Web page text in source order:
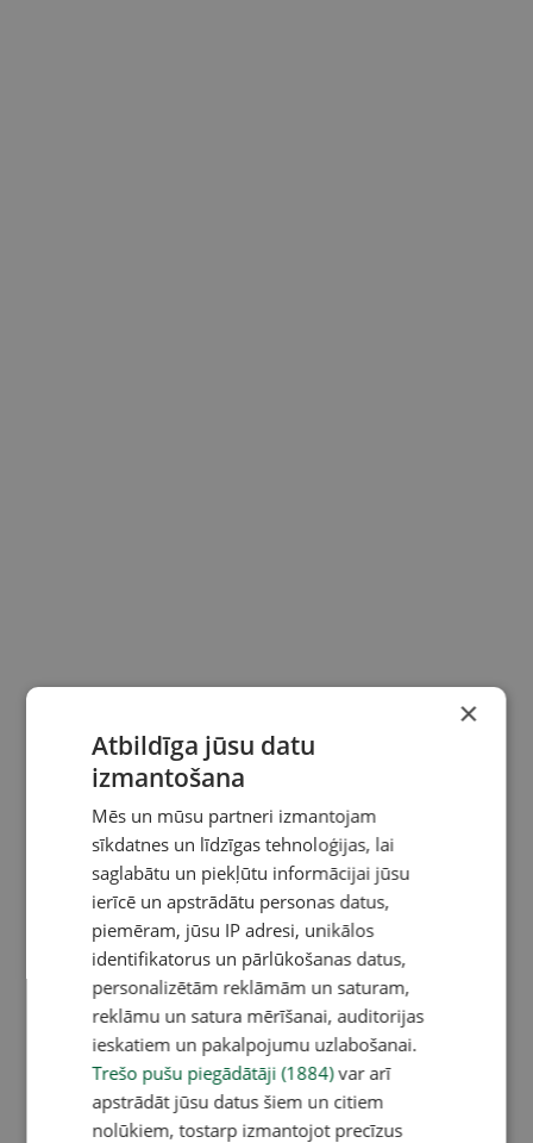
×
Atbildīga jūsu datu
izmantošana
Mēs un mūsu partneri izmantojam
sīkdatnes un līdzīgas tehnoloģijas, lai
saglabātu un piekļūtu informācijai jūsu
ierīcē un apstrādātu personas datus,
piemēram, jūsu IP adresi, unikālos
identifikatorus un pārlūkošanas datus,
personalizētām reklāmām un saturam,
reklāmu un satura mērīšanai, auditorijas
ieskatiem un pakalpojumu uzlabošanai.
Trešo pušu piegādātāji (1884)var arī
apstrādāt jūsu datus šiem un citiem
nolūkiem, tostarp izmantojot precīzus